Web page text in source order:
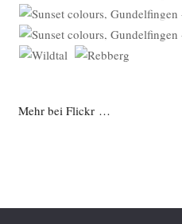
Mehr bei Flickr …